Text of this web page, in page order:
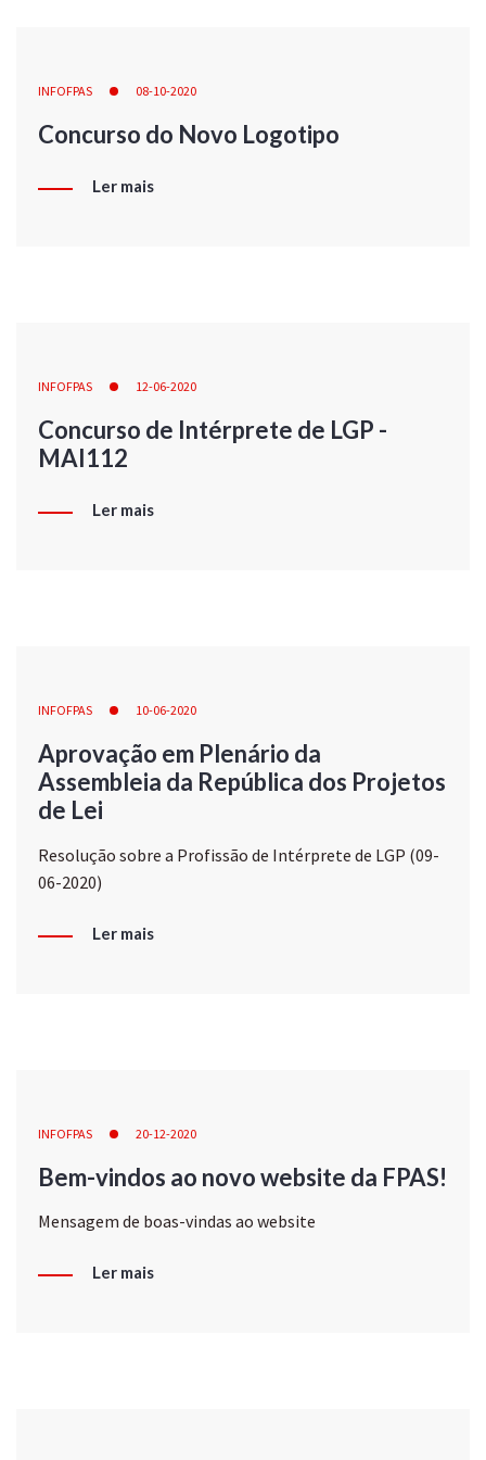
INFOFPAS 08-10-2020
Concurso do Novo Logotipo
Ler mais
INFOFPAS 12-06-2020
Concurso de Intérprete de LGP -
MAI112
Ler mais
INFOFPAS 10-06-2020
Aprovação em Plenário da
Assembleia da República dos Projetos
de Lei
Resolução sobre a Profissão de Intérprete de LGP (09-
06-2020)
Ler mais
INFOFPAS 20-12-2020
Bem-vindos ao novo website da FPAS!
Mensagem de boas-vindas ao website
Ler mais